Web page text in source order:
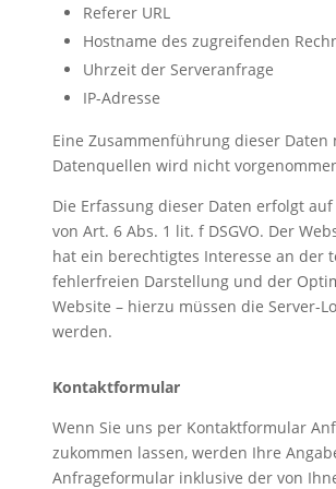
Referer URL
Hostname des zugreifenden
Uhrzeit der Serveranfrage
IP-Adresse
Eine Zusammenführung dieser Daten
Datenquellen wird nicht
Die Erfassung dieser Daten erfolgt
von Art. 6 Abs. 1 lit. f DSGVO. Der
hat ein berechtigtes Interesse an der
fehlerfreien Darstellung und der
Website – hierzu müssen die Server-
werden.
Kontaktformular
Wenn Sie uns per Kontaktformular
zukommen lassen, werden Ihre
Anfrageformular inklusive der von